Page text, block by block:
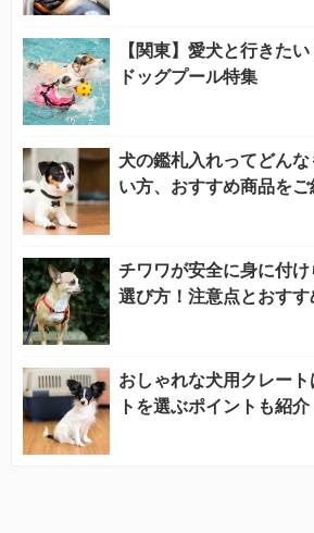
【関東】愛犬と行きた
ドッグプール特集
犬の鑑札入れってどん
い方、おすすめ商品をご
チワワが安全に身に付
選び方！注意点とおすす
おしゃれな犬用クレー
トを選ぶポイントも紹介